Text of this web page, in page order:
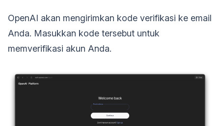
OpenAI akan mengirimkan kode verifikasi ke email
Anda. Masukkan kode tersebut untuk
memverifikasi akun Anda.